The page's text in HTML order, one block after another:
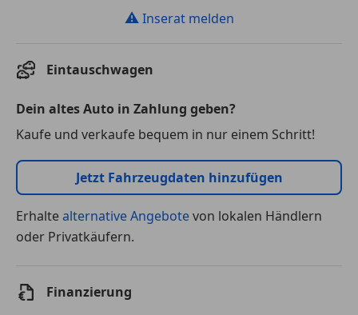
⚠ Inserat melden
Eintauschwagen
Dein altes Auto in Zahlung geben?
Kaufe und verkaufe bequem in nur einem Schritt!
Jetzt Fahrzeugdaten hinzufügen
Erhaltealternative Angebotevon lokalen Händlern
oder Privatkäufern.
Finanzierung